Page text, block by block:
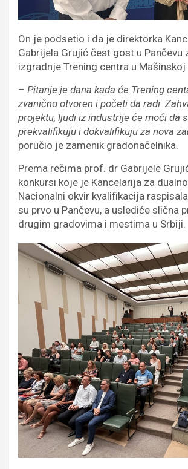
On je podsetio i da je direktorka
Gabrijela Grujić čest gost u Pančevu
izgradnje Trening centra u Mašinskoj
– Pitanje je dana kada će Trening
zvanično otvoren i početi da radi.
projektu, ljudi iz industrije će moći da
prekvalifikuju i dokvalifikuju za nova
poručio je zamenik gradonačelnika.
Prema rečima prof. dr Gabrijele
konkursi koje je Kancelarija za
Nacionalni okvir kvalifikacija
su prvo u Pančevu, a uslediće slična
drugim gradovima i mestima u Srbiji.